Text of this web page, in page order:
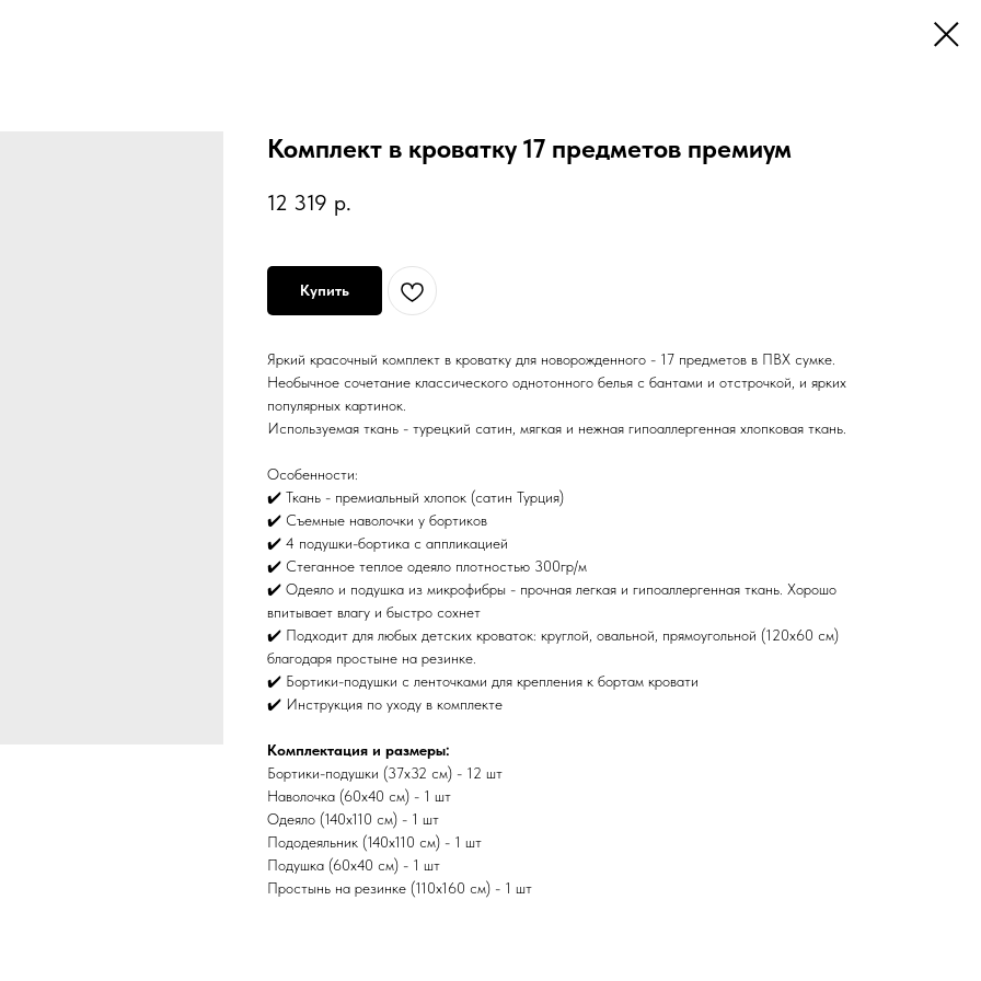
Комплект в кроватку 17 предметов премиум
12 319 р.
Купить
Яркий красочный комплект в кроватку для новорожденного - 17 предметов в ПВХ сумке.
Необычное сочетание классического однотонного белья с бантами и отстрочкой, и ярких
популярных картинок.
Используемая ткань - турецкий сатин, мягкая и нежная гипоаллергенная хлопковая ткань.
Особенности:
✔️ Ткань - премиальный хлопок (сатин Турция)
✔️ Съемные наволочки у бортиков
✔️ 4 подушки-бортика с аппликацией
✔️ Стеганное теплое одеяло плотностью 300гр/м
✔️ Одеяло и подушка из микрофибры - прочная легкая и гипоаллергенная ткань. Хорошо
впитывает влагу и быстро сохнет
✔️ Подходит для любых детских кроваток: круглой, овальной, прямоугольной (120х60 см)
благодаря простыне на резинке.
✔️ Бортики-подушки с ленточками для крепления к бортам кровати
✔️ Инструкция по уходу в комплекте
Комплектация и размеры:
Бортики-подушки (37х32 см) - 12 шт
Наволочка (60х40 см) - 1 шт
Одеяло (140х110 см) - 1 шт
Пододеяльник (140х110 см) - 1 шт
Подушка (60х40 см) - 1 шт
Простынь на резинке (110х160 см) - 1 шт